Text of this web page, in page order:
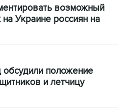
возможный
Украине россиян на
положение
и летчицу